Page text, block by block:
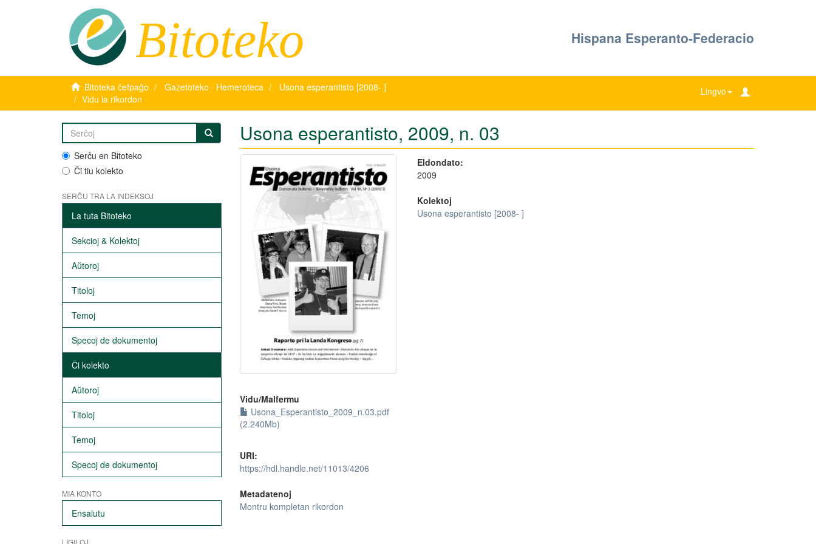
Bitoteko Hispana Esperanto-Federacio
Bitoteka ĉefpaĝo Gazetoteko · Hemeroteca
Usona esperantisto [2008- ]
Vidu la rikordon
Lingvo
Serĉu en Bitoteko
Ĉi tiu kolekto
SERĈU TRA LA INDEKSOJ
La tuta Bitoteko
Sekcioj & Kolektoj
Aŭtoroj
Titoloj
Temoj
Specoj de dokumentoj
Ĉi kolekto
Aŭtoroj
Titoloj
Temoj
Specoj de dokumentoj
MIA KONTO
Ensalutu
LIGILOJ
Usona esperantisto, 2009, n. 03
Vidu/Malfermu
Usona_Esperantisto_2009_n.03.pdf
(2.240Mb)
URI:
https://hdl.handle.net/11013/4206
Metadatenoj
Montru kompletan rikordon
Eldondato:
2009
Kolektoj
Usona esperantisto [2008- ]